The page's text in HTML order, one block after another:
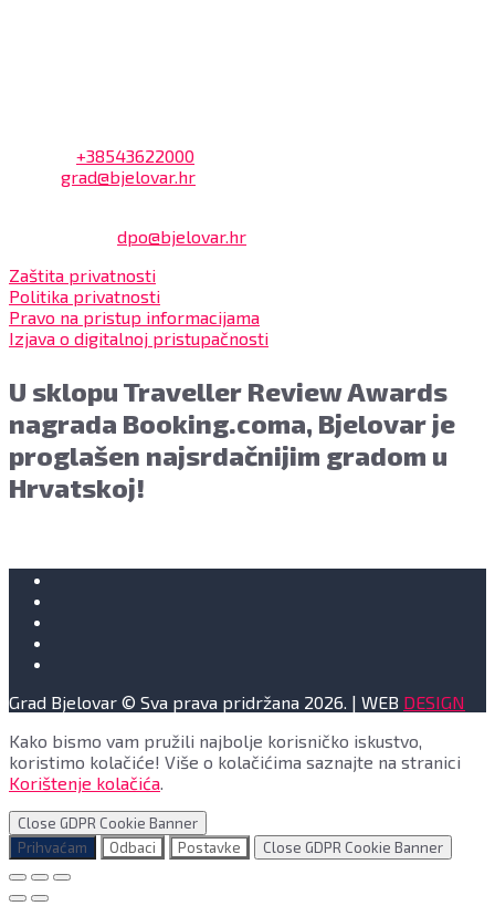
+38543622000
grad@bjelovar.hr
dpo@bjelovar.hr
Zaštita privatnosti
Politika privatnosti
Pravo na pristup informacijama
Izjava o digitalnoj pristupačnosti
U sklopu Traveller Review Awards
nagrada Booking.coma, Bjelovar je
proglašen najsrdačnijim gradom u
Hrvatskoj!
Grad Bjelovar © Sva prava pridržana 2026. | WEB DESIGN
Kako bismo vam pružili najbolje korisničko iskustvo,
koristimo kolačiće! Više o kolačićima saznajte na stranici
Korištenje kolačića.
Close GDPR Cookie Banner
Prihvaćam
Odbaci Postavke Close GDPR Cookie Banner